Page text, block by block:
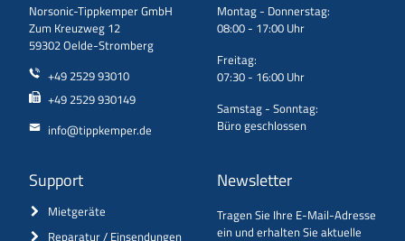
Norsonic-Tippkemper GmbH
Zum Kreuzweg 12
59302 Oelde-Stromberg
+49 2529 93010
+49 2529 930149
info@tippkemper.de
Montag - Donnerstag:
08:00 - 17:00 Uhr
Freitag:
07:30 - 16:00 Uhr
Samstag - Sonntag:
Büro geschlossen
Support
Mietgeräte
Reparatur / Einsendungen
Newsletter
Tragen Sie Ihre E-Mail-Adresse
ein und erhalten Sie aktuelle